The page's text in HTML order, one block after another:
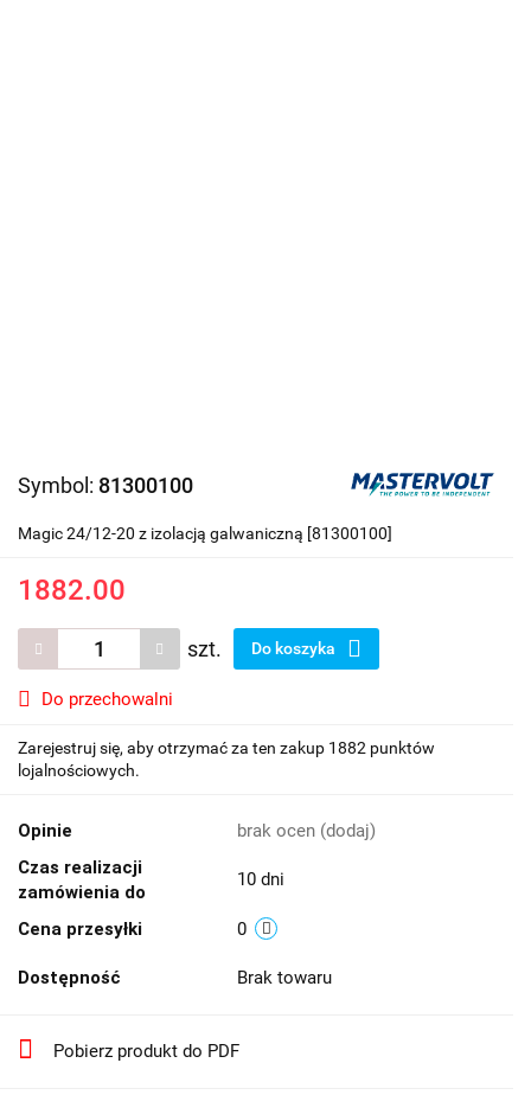
Symbol: 81300100
Magic 24/12-20 z izolacją galwaniczną [81300100]
1882.00
szt. Do koszyka
Do przechowalni
Zarejestruj się, aby otrzymać za ten zakup 1882 punktów
lojalnościowych.
Opinie brak ocen (dodaj)
Czas realizacji
zamówienia do
10 dni
Cena przesyłki 0
Dostępność Brak towaru
Pobierz produkt do PDF